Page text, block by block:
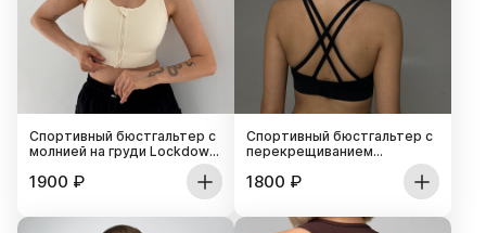
Спортивный бюстгальтер с
молнией на груди Lockdown
1900 ₽
Спортивный бюстгальтер с
перекрещиванием
застежкой)
1800 ₽